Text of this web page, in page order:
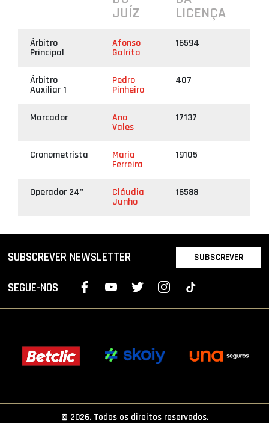
JUÍZ
LICENÇA
Árbitro
Principal
Afonso
Galrito
16594
Árbitro
Auxiliar 1
Pedro
Pinheiro
407
Marcador Ana
Vales
17137
Cronometrista Maria
Ferreira
19105
Operador 24" Cláudia
Junho
16588
SUBSCREVER NEWSLETTER SUBSCREVER
SEGUE-NOS
© 2026. Todos os direitos reservados.